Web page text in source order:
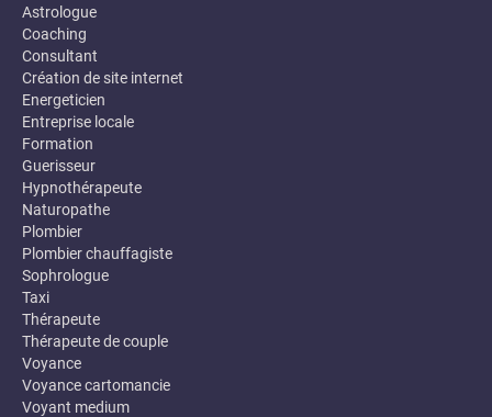
Astrologue
Coaching
Consultant
Création de site internet
Energeticien
Entreprise locale
Formation
Guerisseur
Hypnothérapeute
Naturopathe
Plombier
Plombier chauffagiste
Sophrologue
Taxi
Thérapeute
Thérapeute de couple
Voyance
Voyance cartomancie
Voyant medium